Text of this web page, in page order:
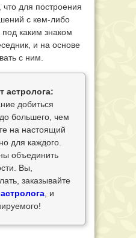
для построения
с кем-либо
каким знаком
и на основе
с ним.
астролога:
добиться
большего, чем
на настоящий
для каждого.
объединить
Вы,
заказывайте
, и